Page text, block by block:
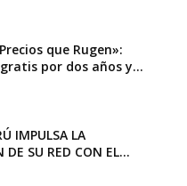
que Rugen»:
por dos años y...
IMPULSA LA
DE SU RED CON EL...